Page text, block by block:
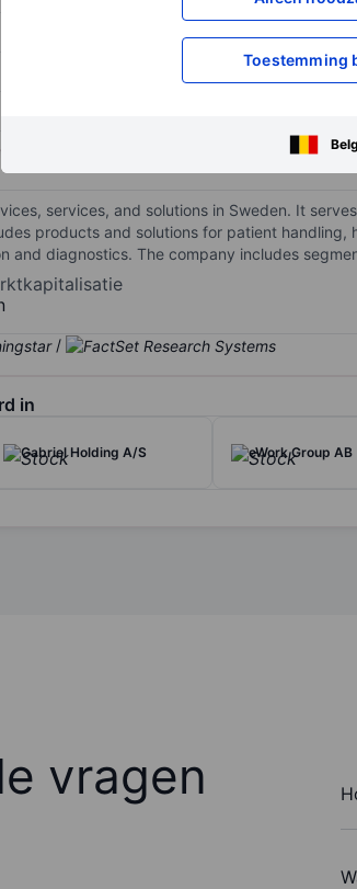
Toestemming
Open
services, and solutions in Sweden. It
products and solutions for patient
and diagnostics. The company includes
/
in
Gabriel Holding A/S eWork Group AB
vragen